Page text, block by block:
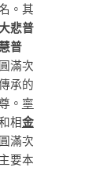
。其
悲普
普
滿次
承的
。 寧
相金
滿次
要本